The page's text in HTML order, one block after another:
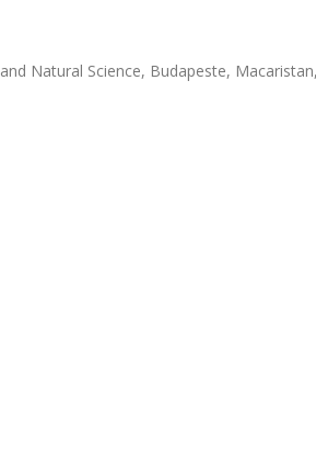
Natural Science, Budapeste,